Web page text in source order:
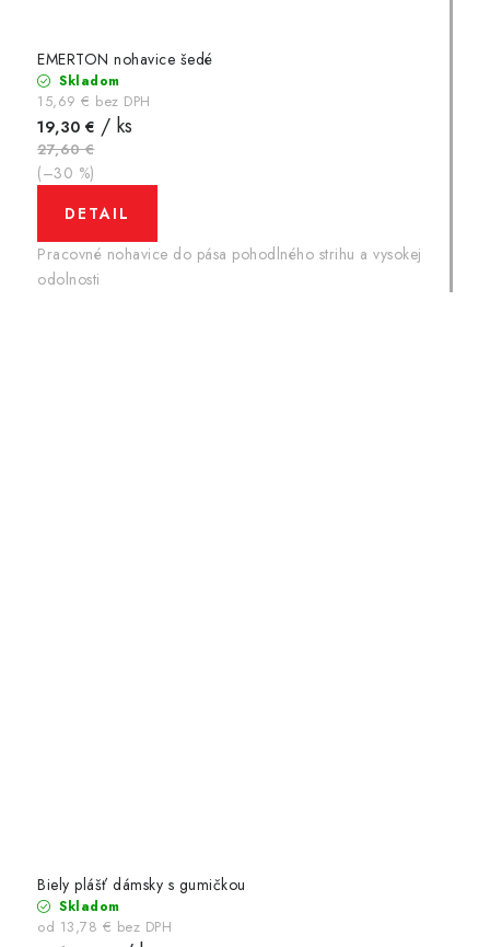
EMERTON nohavice šedé
Skladom
15,69 € bez DPH
19,30 € / ks
27,60 €
(–30 %)
DETAIL
Pracovné nohavice do pása pohodlného strihu a vysokej
odolnosti
Biely plášť dámsky s gumičkou
Skladom
od 13,78 € bez DPH